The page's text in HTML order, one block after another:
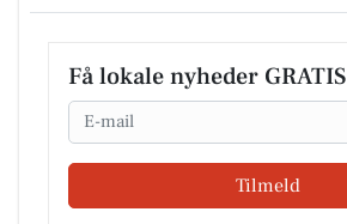
Få lokale nyheder GRATIS
Email
Tilmeld